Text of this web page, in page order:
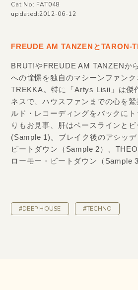
Cat No: FAT048
updated:2012-06-12
FREUDE AM TANZENとTARON-
BRUT!やFREUDE AM TANZENか
への憧憬を独自のマシーンファン
TREKKA。特に「Artys Lisii」は傑
ネスで、ハウスファンまでの心を
ルド・レコーディングをバックに
りもお見事、肝はベースラインと
(Sample 1)。ブレイク後のアシッ
ビートダウン（Sample 2）、
ローモー・ビートダウン（Sample
#DEEP HOUSE #TECHNO